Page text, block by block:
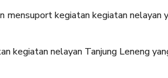
mensuport kegiatan kegiatan nelayan
kegiatan nelayan Tanjung Leneng